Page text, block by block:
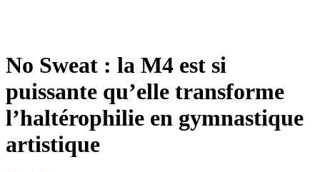
No Sweat : la M4 est si
puissante qu’elle transforme
l’haltérophilie en gymnastique
artistique